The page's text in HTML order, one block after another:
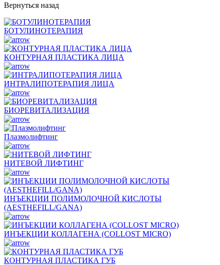
Вернуться назад
БОТУЛИНОТЕРАПИЯ
КОНТУРНАЯ ПЛАСТИКА ЛИЦА
ИНТРАЛИПОТЕРАПИЯ ЛИЦА
БИОРЕВИТАЛИЗАЦИЯ
Плазмолифтинг
НИТЕВОЙ ЛИФТИНГ
ИНЪЕКЦИИ ПОЛИМОЛОЧНОЙ КИСЛОТЫ
(AESTHEFILL/GANA)
ИНЪЕКЦИИ КОЛЛАГЕНА (COLLOST MICRO)
КОНТУРНАЯ ПЛАСТИКА ГУБ